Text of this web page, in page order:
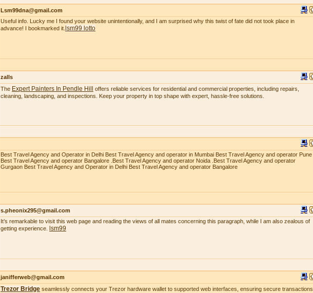
Lsm99dna@gmail.com
Useful info. Lucky me I found your website unintentionally, and I am surprised why this twist of fate did not took place in
advance! I bookmarked it. lsm99 lotto
zalls
The Expert Painters In Pendle Hill
offers reliable services for residential and commercial properties, including repairs,
cleaning, landscaping, and inspections. Keep your property in top shape with expert, hassle-free solutions.
Best Travel Agency and Operator in Delhi Best Travel Agency and operator in Mumbai Best Travel Agency and operator Pune
Best Travel Agency and operator Bangalore .Best Travel Agency and operator Noida .Best Travel Agency and operator
Gurgaon Best Travel Agency and Operator in Delhi Best Travel Agency and operator Bangalore
s.pheonix295@gmail.com
It’s remarkable to visit this web page and reading the views of all mates concerning this paragraph, while I am also zealous of
getting experience.
lsm99
janifferweb@gmail.com
Trezor Bridge seamlessly connects your Trezor hardware wallet to supported web interfaces, ensuring secure transactions.